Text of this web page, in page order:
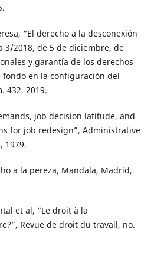
“El derecho a la desconexión
3/2018, de 5 de diciembre, de
y garantía de los derechos
en la configuración del
432, 2019.
job decision latitude, and
for job redesign”, Administrative
1979.
a la pereza, Mandala, Madrid,
et al, “Le droit à la
Revue de droit du travail, no.